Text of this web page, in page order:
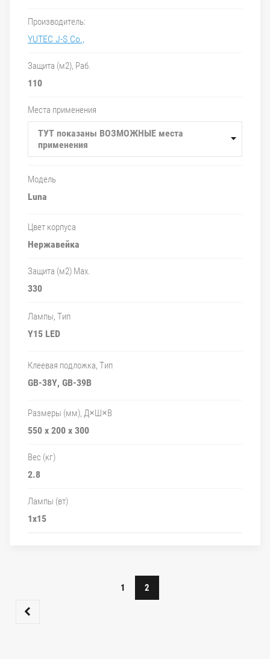
Производитель:
YUTEC J-S Co.,
Защита (м2), Раб.
110
Места применения
ТУТ показаны ВОЗМОЖНЫЕ места
применения
Модель
Luna
Цвет корпуса
Нержавейка
Защита (м2) Max.
330
Лампы, Тип
Y15 LED
Клеевая подложка, Тип
GB-38Y, GB-39B
Размеры (мм), Д×Ш×В
550 x 200 x 300
Вес (кг)
2.8
Лампы (вт)
1x15
1 2